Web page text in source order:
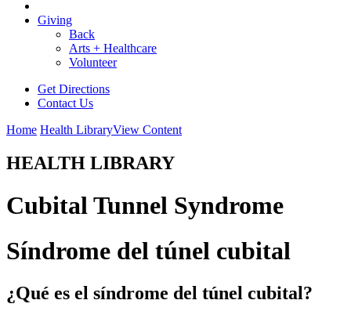
Giving
Back
Arts + Healthcare
Volunteer
Get Directions
Contact Us
Home Health LibraryView Content
HEALTH LIBRARY
Cubital Tunnel Syndrome
Síndrome del túnel cubital
¿Qué es el síndrome del túnel cubital?